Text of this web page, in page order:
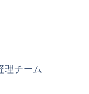
理チーム